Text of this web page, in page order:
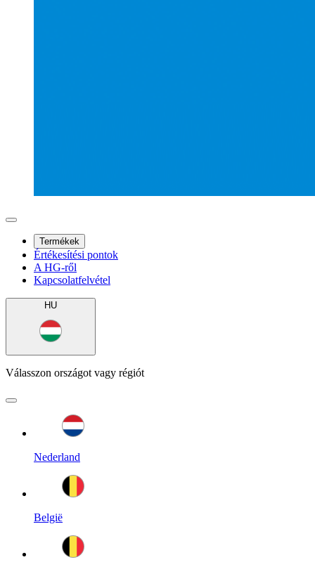
Termékek
Értékesítési pontok
A HG-ről
Kapcsolatfelvétel
HU
Válasszon országot vagy régiót
Nederland
België